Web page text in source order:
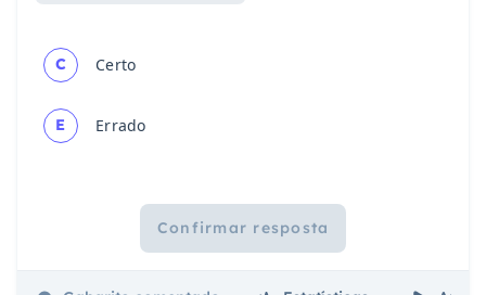
C Certo
E Errado
Confirmar resposta